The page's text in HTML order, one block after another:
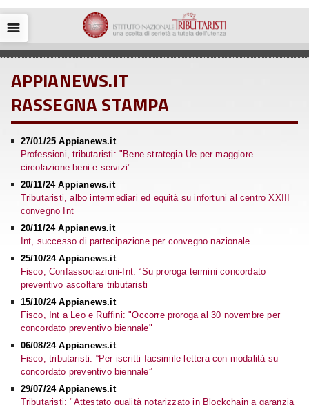
☰
APPIANEWS.IT
RASSEGNA STAMPA
27/01/25 Appianews.it
Professioni, tributaristi: "Bene strategia Ue per maggiore
circolazione beni e servizi"
20/11/24 Appianews.it
Tributaristi, albo intermediari ed equità su infortuni al centro XXIII
convegno Int
20/11/24 Appianews.it
Int, successo di partecipazione per convegno nazionale
25/10/24 Appianews.it
Fisco, Confassociazioni-Int: “Su proroga termini concordato
preventivo ascoltare tributaristi
15/10/24 Appianews.it
Fisco, Int a Leo e Ruffini: "Occorre proroga al 30 novembre per
concordato preventivo biennale"
06/08/24 Appianews.it
Fisco, tributaristi: “Per iscritti facsimile lettera con modalità su
concordato preventivo biennale”
29/07/24 Appianews.it
Tributaristi: "Attestato qualità notarizzato in Blockchain a garanzia